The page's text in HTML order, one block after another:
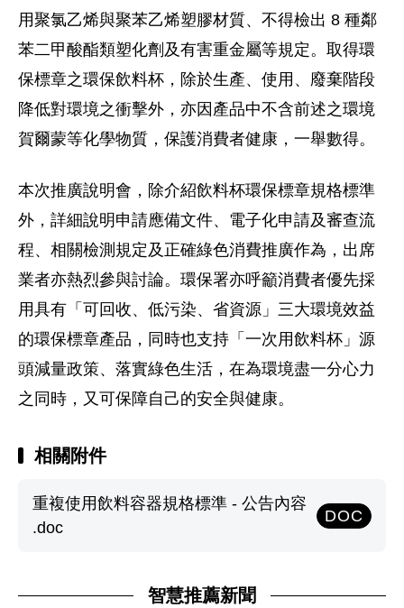
用聚氯乙烯與聚苯乙烯塑膠材質、不得檢出 8 種鄰
苯二甲酸酯類塑化劑及有害重金屬等規定。取得環
保標章之環保飲料杯，除於生產、使用、廢棄階段
降低對環境之衝擊外，亦因產品中不含前述之環境
賀爾蒙等化學物質，保護消費者健康，一舉數得。
本次推廣說明會，除介紹飲料杯環保標章規格標準
外，詳細說明申請應備文件、電子化申請及審查流
程、相關檢測規定及正確綠色消費推廣作為，出席
業者亦熱烈參與討論。環保署亦呼籲消費者優先採
用具有「可回收、低污染、省資源」三大環境效益
的環保標章產品，同時也支持「一次用飲料杯」源
頭減量政策、落實綠色生活，在為環境盡一分心力
之同時，又可保障自己的安全與健康。
相關附件
重複使用飲料容器規格標準 - 公告內容
.doc
DOC
智慧推薦新聞